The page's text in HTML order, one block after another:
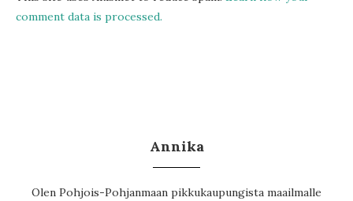
comment data is processed.
Annika
Olen Pohjois-Pohjanmaan pikkukaupungista maailmalle